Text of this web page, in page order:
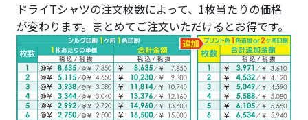
ドライTシャツの注文枚数によって、1枚当たりの価格
が変わります。まとめてご注文いただけるとお得です。